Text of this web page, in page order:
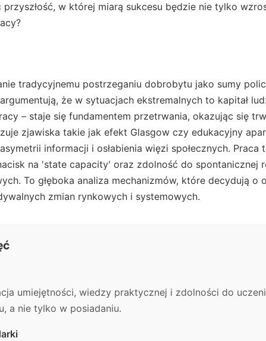
w której miarą sukcesu będzie nie tylko
tradycyjnemu postrzeganiu dobrobytu jako sumy
że w sytuacjach ekstremalnych to kapitał
– staje się fundamentem przetrwania, okazując się
zjawiska takie jak efekt Glasgow czy edukacyjny
informacji i osłabienia więzi społecznych.
na 'state capacity' oraz zdolność do spontanicznej
To głęboka analiza mechanizmów, które decydują o
zmian rynkowych i systemowych.
umiejętności, wiedzy praktycznej i zdolności do
a nie tylko w posiadaniu.